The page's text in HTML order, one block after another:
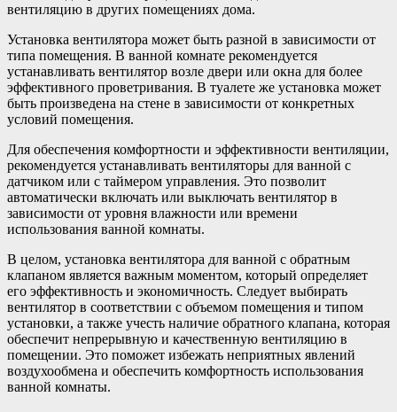
вентиляцию в других помещениях дома.
Установка вентилятора может быть разной в зависимости от
типа помещения. В ванной комнате рекомендуется
устанавливать вентилятор возле двери или окна для более
эффективного проветривания. В туалете же установка может
быть произведена на стене в зависимости от конкретных
условий помещения.
Для обеспечения комфортности и эффективности вентиляции,
рекомендуется устанавливать вентиляторы для ванной с
датчиком или с таймером управления. Это позволит
автоматически включать или выключать вентилятор в
зависимости от уровня влажности или времени
использования ванной комнаты.
В целом, установка вентилятора для ванной с обратным
клапаном является важным моментом, который определяет
его эффективность и экономичность. Следует выбирать
вентилятор в соответствии с объемом помещения и типом
установки, а также учесть наличие обратного клапана, которая
обеспечит непрерывную и качественную вентиляцию в
помещении. Это поможет избежать неприятных явлений
воздухообмена и обеспечить комфортность использования
ванной комнаты.